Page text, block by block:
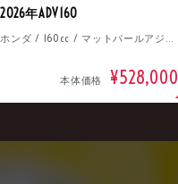
2026年ADV160
ホンダ / 160cc / マットパールアジャイルブルー
本体価格 ¥528,000